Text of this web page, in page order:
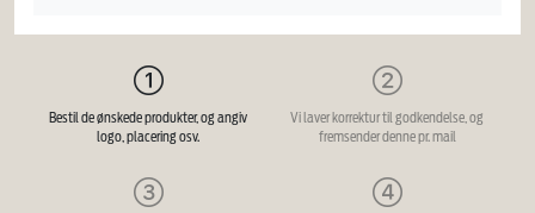
Bestil de ønskede produkter, og angiv
logo, placering osv.
Vi laver korrektur til godkendelse, og
fremsender denne pr. mail